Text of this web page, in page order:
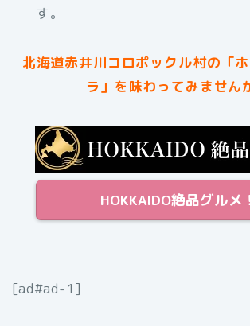
す。
北海道赤井川コロポックル村の「
ラ」を味わってみません
HOKKAIDO絶品グルメ！
[ad#ad-1]